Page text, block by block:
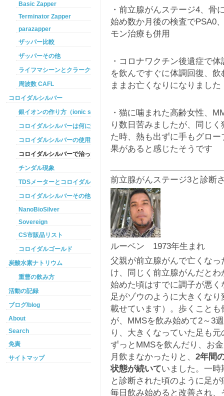
・前立腺がんステージ4、骨
始め数か月後の検査で
モン治療も併用
・コロナワクチン後遺症で
を飲んですぐに体調回復、
ままお亡くなりになりました
・猫に噛まれた高齢女性、
り数日苦みましたが、同じ
た時、熱も出ずに手もグロ
果があると感じたそうです
前立腺がんステージ3と診断
ルーベン 1973年生まれ
父親が前立腺がんで亡くな
け、同じく前立腺がんだとわ
始めた頃はすでに調子が悪
足がゾウのように大きくな
載せています）。歩くこと
が、MMSを飲み始めて2～3
り、大きくなっていた足も
ずっとMMSを飲んだり、お
月飲まなかったりと、 2年間
状態が続いていました。一
と診断された頃のように足
毎日飲み始めると改善され
Basic Zapper
Terminator Zapper
parazapper
ザッパー比較
ザッパーその他
ライフマシーンとクラークザッパーの違い
周波数 CAFL
コロイダルシルバー
銀イオンの作り方（ionic silver ）
コロイダルシルバーは何に効くのか
コロイダルシルバーの使用方法
コロイダルシルバーで治った例
チンダル現象
TDSメーターとコロイダルシルバー
コロイダルシルバーその他
NanoBioSilver
Sovereign
CS市販品リスト
コロイダルゴールド
炭酸水素ナトリウム
重曹の飲み方
活動の記録
ブログ/blog
About
Search
免責
サイトマップ